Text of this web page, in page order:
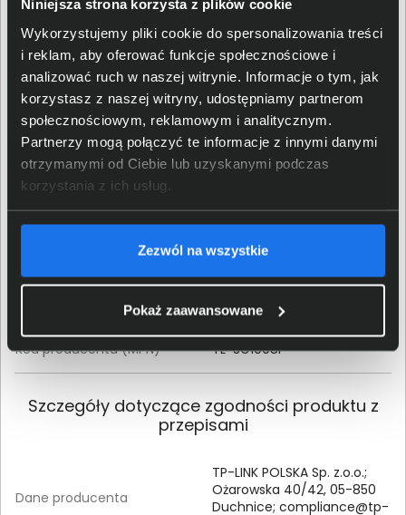
Niniejsza strona korzysta z plików cookie
Wykorzystujemy pliki cookie do spersonalizowania treści
i reklam, aby oferować funkcje społecznościowe i
analizować ruch w naszej witrynie. Informacje o tym, jak
korzystasz z naszej witryny, udostępniamy partnerom
społecznościowym, reklamowym i analitycznym.
Partnerzy mogą połączyć te informacje z innymi danymi
otrzymanymi od Ciebie lub uzyskanymi podczas
korzystania z ich usług.
Zezwól na wszystkie
Pokaż zaawansowane
Właściwości fizyczne
Rodzaj obudowy wolnostojący
Materiał wykonania
obudowy
Metal, Tworzywa sztuczne
Kolor obudowy Czarny
Wysokość (mm) 27
171
Głębokość (mm)
Kod producenta (MPN) TL-SG1008P
Szczegóły dotyczące zgodności produktu z
przepisami
Dane producenta
TP-LINK POLSKA Sp. z.o.o.;
Ożarowska 40/42, 05-850
Duchnice; compliance@tp-